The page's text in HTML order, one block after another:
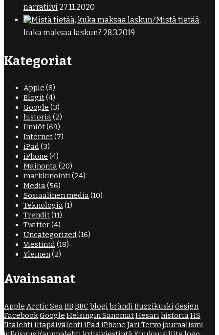
narratiivi 27.11.2020
Mistä tietää,
kuka maksaa laskun? 28.3.2019
Kategoriat
Apple (8)
Blogit(4)
Google (3)
historia(2)
Ilmiöt(69)
Internet(7)
iPad(3)
iPhone (4)
Mainonta(20)
markkinointi(24)
Media(56)
Sosiaalinen media(10)
Teknologia(1)
Trendit(11)
Twitter(4)
Uncategorized(16)
Viestintä(18)
Yleinen(2)
Avainsanat
Apple Arctic SeaBB BBC blogibrändiBuzzikuskidesign
FacebookGoogle Helsingin SanomatHesarihistoriaHS
Iltalehti iltapäivälehti iPad iPhone Jari Tervo journalismi